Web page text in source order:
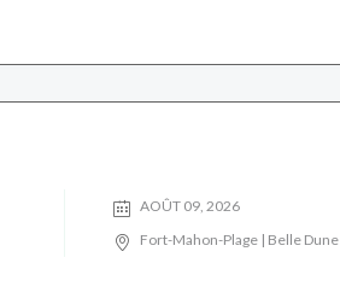
AOÛT 09, 2026
Fort-Mahon-Plage | Belle Dune